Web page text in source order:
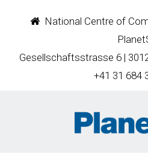
National Centre of
Gesellschaftsstrasse 6 |
+41 31 684